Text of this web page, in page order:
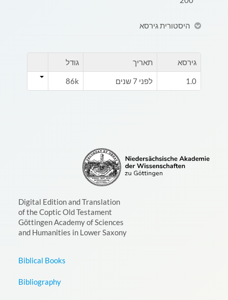
היסטורית גירסא
גירסא תאריך גודל
1.0 לפני 7 שנים 86k
Digital Edition and Translation
of the Coptic Old Testament
Göttingen Academy of Sciences
and Humanities in Lower Saxony
Biblical Books
Bibliography